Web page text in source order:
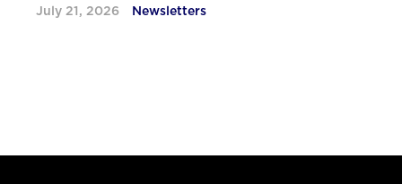
July 21, 2026 Newsletters